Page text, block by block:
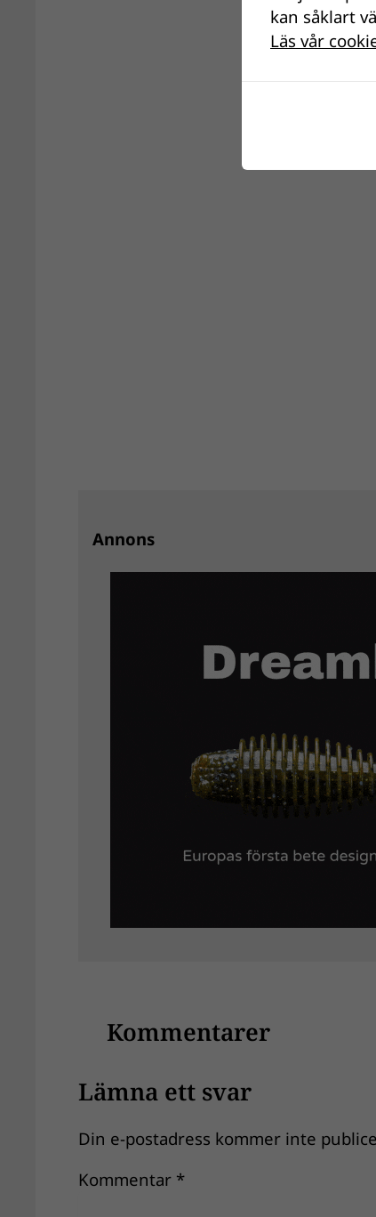
Annons
Kommentarer
Lämna ett svar
Din e-postadress kommer inte
Kommentar *
kan såklart
Läs vår